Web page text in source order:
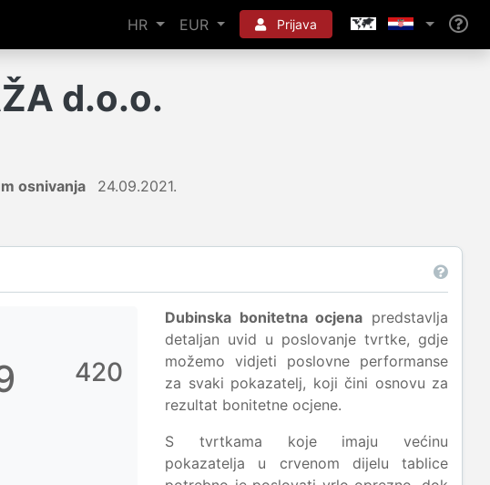
HR EUR Prijava
d.o.o.
osnivanja 24.09.2021.
420
Dubinska bonitetna ocjena predstavlja
detaljan uvid u poslovanje tvrtke, gdje
možemo vidjeti poslovne performanse
za svaki pokazatelj, koji čini osnovu za
rezultat bonitetne ocjene.
S tvrtkama koje imaju većinu
pokazatelja u crvenom dijelu tablice